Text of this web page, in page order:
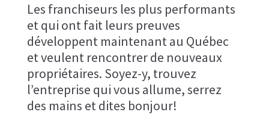
Les franchiseurs les plus performants
et qui ont fait leurs preuves
développent maintenant au Québec
et veulent rencontrer de nouveaux
propriétaires. Soyez-y, trouvez
l’entreprise qui vous allume, serrez
des mains et dites bonjour!